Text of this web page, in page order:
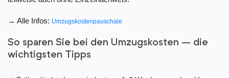
→ Alle Infos: Umzugskostenpauschale
So sparen Sie bei den Umzugskosten – die
wichtigsten Tipps